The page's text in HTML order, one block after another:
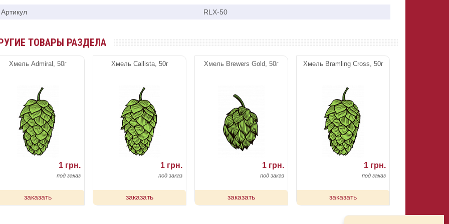
Артикул RLX-50
ТОВАРЫ РАЗДЕЛА
Хмель Admiral, 50г
1 грн.
под заказ
заказать
Хмель Callista, 50г
1 грн.
под заказ
заказать
Хмель Brewers Gold, 50г
1 грн.
под заказ
заказать
Хмель Bramling Cross, 50г
1 грн.
под заказ
заказать